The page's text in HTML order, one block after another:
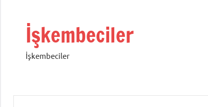
İşkembeciler
İşkembeciler